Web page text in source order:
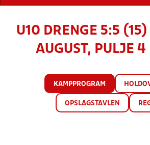
U10 DRENGE 5:5
AUGUST, PULJE
KAMPPROGRAM
OPSLAGSTAVLEN